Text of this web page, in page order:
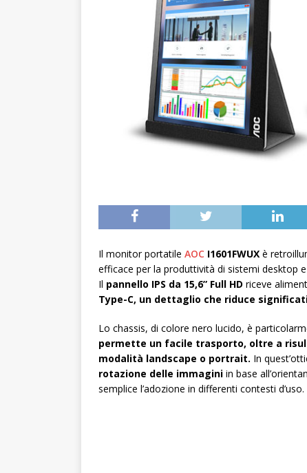
Il monitor portatile AOC I1601FWUX è
efficace per la produttività di sistemi desktop
Il pannello IPS da 15,6” Full HD riceve
Type-C, un dettaglio che riduce
Lo chassis, di colore nero lucido, è
permette un facile trasporto, oltre a
modalità landscape o portrait. In
rotazione delle immagini in base
semplice l’adozione in differenti contesti d’uso.